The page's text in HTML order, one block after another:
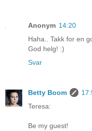
Anonym 14:20
Haha.. Takk for en
God helg! :)
Svar
Betty Boom
Teresa:
Be my guest!